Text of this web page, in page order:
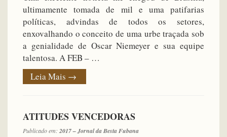
ultimamente tomada de mil e uma patifarias
políticas, advindas de todos os setores,
enxovalhando o conceito de uma urbe traçada sob
a genialidade de Oscar Niemeyer e sua equipe
talentosa. A FEB – …
Leia Mais →
ATITUDES VENCEDORAS
Publicado em: 2017 – Jornal da Besta Fubana